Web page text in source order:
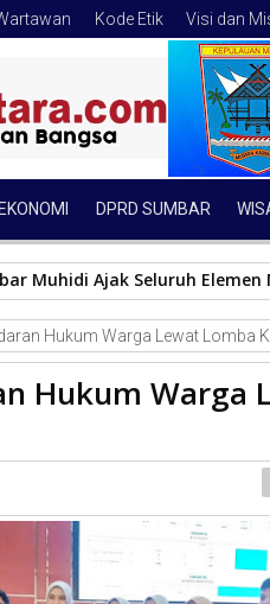
Kode Etik Visi dan
EKONOMI DPRD SUMBAR
Muhidi Ajak Seluruh
Hukum Warga Lewat Lomba
Hukum Warga